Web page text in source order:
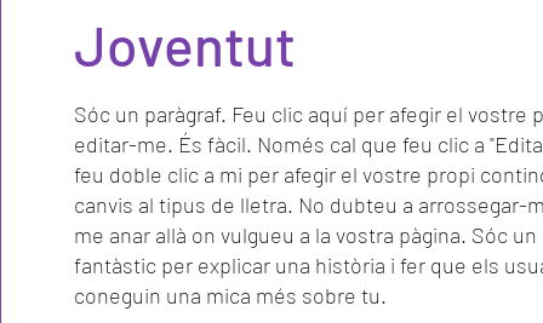
Joventut
Sóc un paràgraf. Feu clic aquí per afegir el vostre
editar-me. És fàcil. Només cal que feu clic a
feu doble clic a mi per afegir el vostre propi
canvis al tipus de lletra. No dubteu a arrossegar-
me anar allà on vulgueu a la vostra pàgina. Sóc
fantàstic per explicar una història i fer que els
coneguin una mica més sobre tu.